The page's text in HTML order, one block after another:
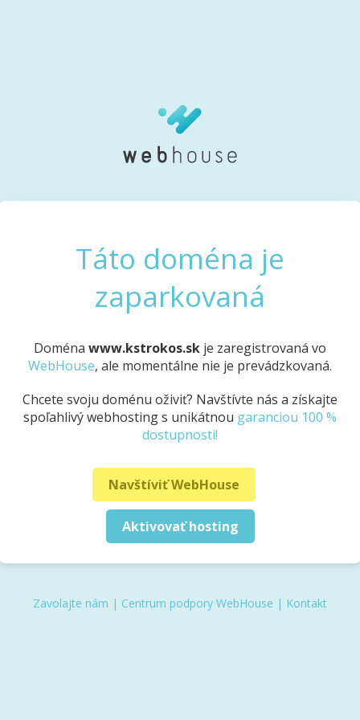
Táto doména je
zaparkovaná
Doména www.kstrokos.sk je zaregistrovaná vo
WebHouse, ale momentálne nie je prevádzkovaná.
Chcete svoju doménu oživiť? Navštívte nás a získajte
spoľahlivý webhosting s unikátnou garanciou 100 %
dostupnosti!
Navštíviť WebHouse
Aktivovať hosting
Zavolajte nám | Centrum podpory WebHouse | Kontakt